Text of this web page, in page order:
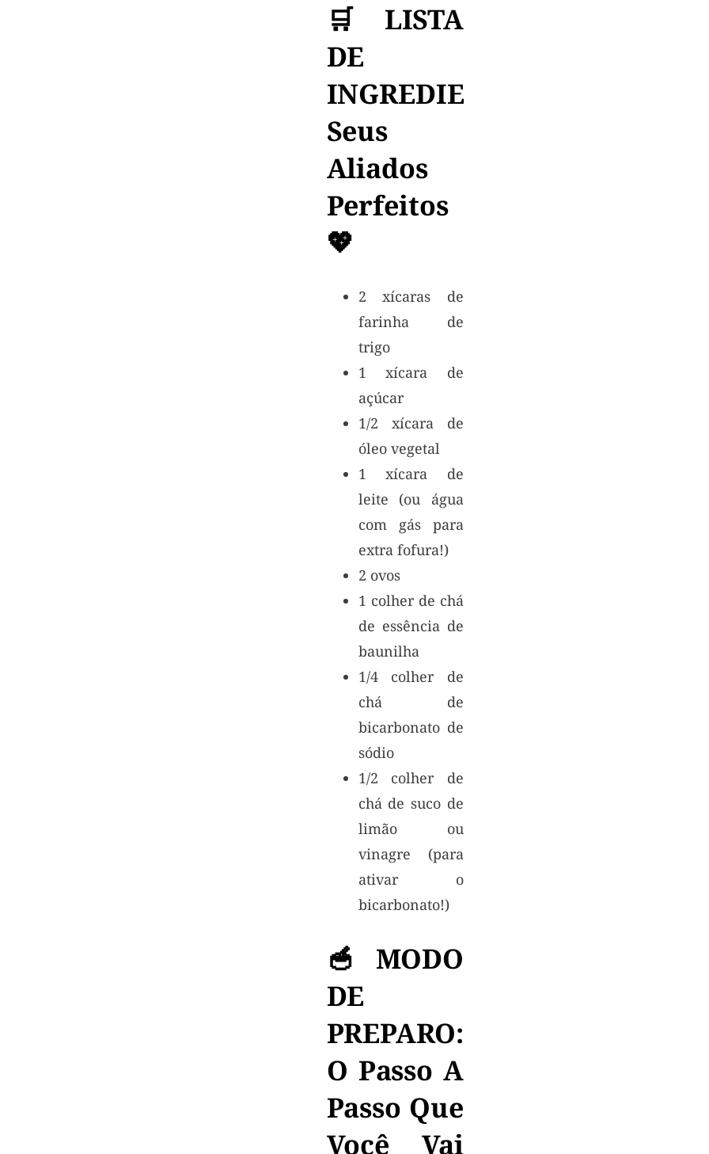
🛒 LISTA
DE
INGREDIENTES:
Seus
Aliados
Perfeitos
💖
2 xícaras de
farinha de
trigo
1 xícara de
açúcar
1/2 xícara de
óleo vegetal
1 xícara de
leite (ou água
com gás para
extra fofura!)
2 ovos
1 colher de chá
de essência de
baunilha
1/4 colher de
chá de
bicarbonato de
sódio
1/2 colher de
chá de suco de
limão ou
vinagre (para
ativar o
bicarbonato!)
🥣 MODO
DE
PREPARO:
O Passo A
Passo Que
Você Vai